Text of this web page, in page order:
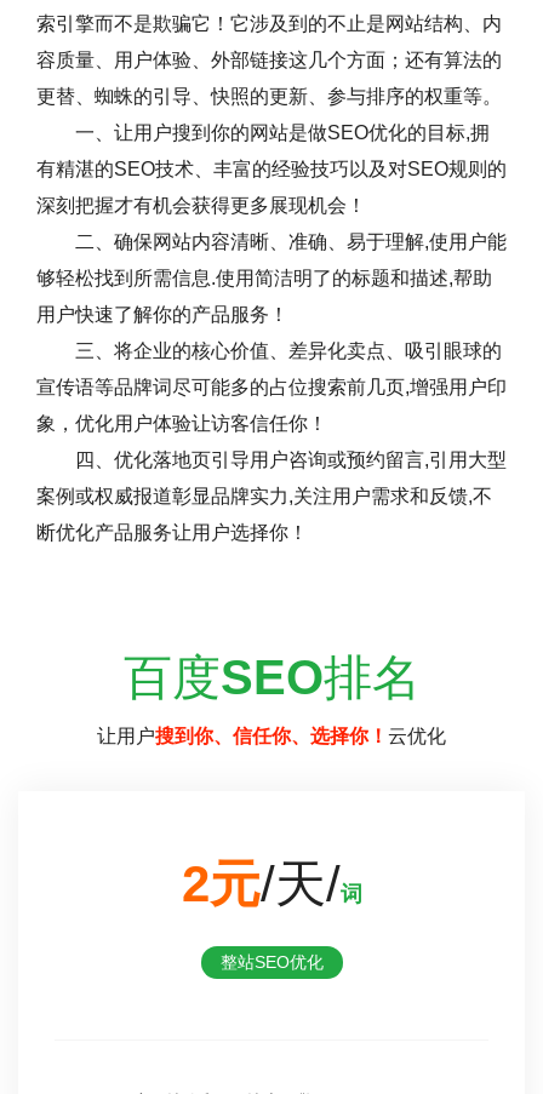
索引擎而不是欺骗它！它涉及到的不止是网站结构、内
容质量、用户体验、外部链接这几个方面；还有算法的
更替、蜘蛛的引导、快照的更新、参与排序的权重等。
一、让用户搜到你的网站是做SEO优化的目标,拥
有精湛的SEO技术、丰富的经验技巧以及对SEO规则的
深刻把握才有机会获得更多展现机会！
二、确保网站内容清晰、准确、易于理解,使用户能
够轻松找到所需信息.使用简洁明了的标题和描述,帮助
用户快速了解你的产品服务！
三、将企业的核心价值、差异化卖点、吸引眼球的
宣传语等品牌词尽可能多的占位搜索前几页,增强用户印
象，优化用户体验让访客信任你！
四、优化落地页引导用户咨询或预约留言,引用大型
案例或权威报道彰显品牌实力,关注用户需求和反馈,不
断优化产品服务让用户选择你！
百度SEO排名
让用户搜到你、信任你、选择你！ 云优化
2元/天/词
整站SEO优化